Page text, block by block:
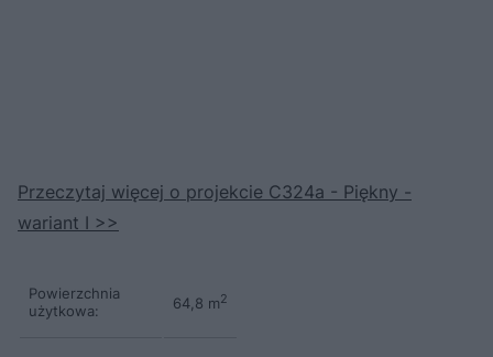
Przeczytaj więcej o projekcie C324a - Piękny -
wariant I >>
Powierzchnia
użytkowa:
64,8 m2